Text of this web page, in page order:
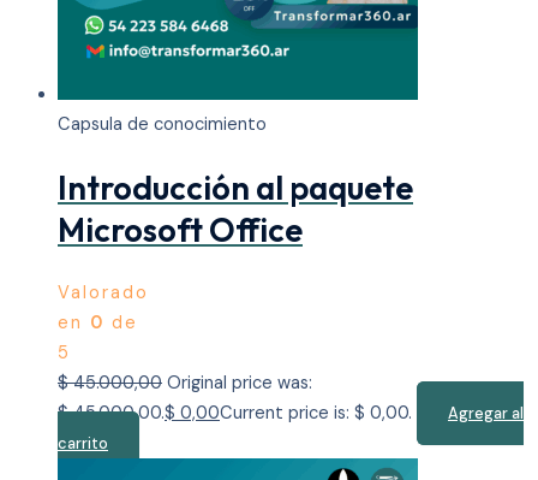
Capsula de conocimiento
Introducción al paquete
Microsoft Office
Valorado
en 0 de
5
$45.000,00 Original price was:
$ 45.000,00.$ 0,00Current price is: $ 0,00.
Agregar al
carrito